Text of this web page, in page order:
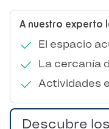
A nuestro experto
El espacio
La cercanía
Actividades
Descubre